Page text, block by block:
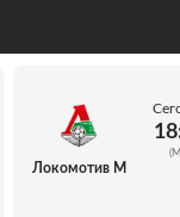
Локомотив М